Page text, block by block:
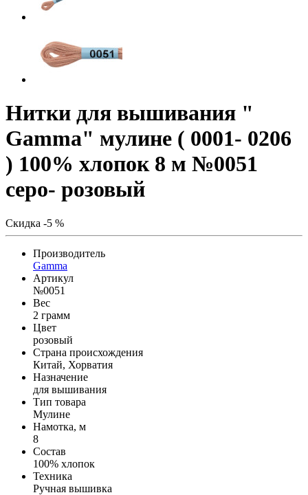
Нитки для вышивания "
Gamma" мулине ( 0001- 0206
) 100% хлопок 8 м №0051
серо- розовый
Скидка -5 %
Производитель
Gamma
Артикул
№0051
Вес
2 грамм
Цвет
розовый
Страна происхождения
Китай, Хорватия
Назначение
для вышивания
Тип товара
Мулине
Намотка, м
8
Состав
100% хлопок
Техника
Ручная вышивка